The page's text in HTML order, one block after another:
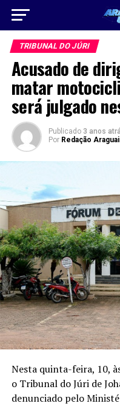
TRIBUNAL DO JÚRI
Acusado de
matar
será julgado
Publicado 3 anos
Por Redação
Nesta quinta-feira, 10,
o Tribunal do Júri de
denunciado pelo